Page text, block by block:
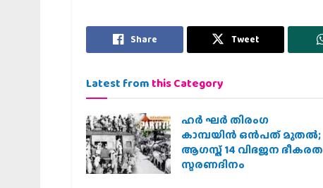
Share Tweet
Latest from this Category
ഹര്‍ ഘര്‍ തിരംഗ
കാമ്പയിന്‍ ഒന്‍പത് മുതല്‍;
ആഗസ്ത് 14 വിഭജന ഭീകരത
സ്മരണദിനം